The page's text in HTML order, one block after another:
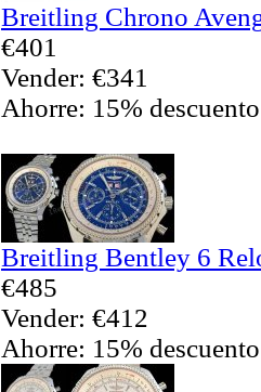
Breitling Chrono
€401
Vender: €341
Ahorre: 15% descuento
Breitling Bentley 6
€485
Vender: €412
Ahorre: 15% descuento